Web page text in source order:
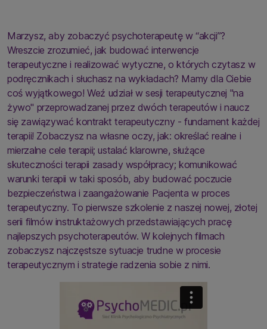
Marzysz, aby zobaczyć psychoterapeutę w “akcji”?
Wreszcie zrozumieć, jak budować interwencje
terapeutyczne i realizować wytyczne, o których czytasz w
podręcznikach i słuchasz na wykładach? Mamy dla Ciebie
coś wyjątkowego! Weź udział w sesji terapeutycznej "na
żywo" przeprowadzanej przez dwóch terapeutów i naucz
się zawiązywać kontrakt terapeutyczny - fundament każdej
terapii! Zobaczysz na własne oczy, jak: określać realne i
mierzalne cele terapii; ustalać klarowne, służące
skuteczności terapii zasady współpracy; komunikować
warunki terapii w taki sposób, aby budować poczucie
bezpieczeństwa i zaangażowanie Pacjenta w proces
terapeutyczny. To pierwsze szkolenie z naszej nowej, złotej
serii filmów instruktażowych przedstawiających pracę
najlepszych psychoterapeutów. W kolejnych filmach
zobaczysz najczęstsze sytuacje trudne w procesie
terapeutycznym i strategie radzenia sobie z nimi.